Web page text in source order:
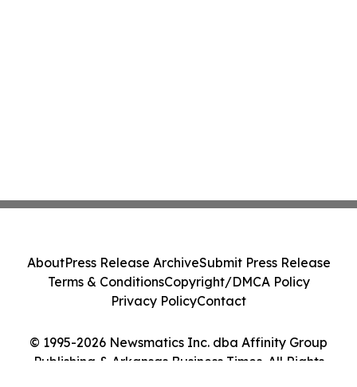
© 1995-2026 Newsmatics Inc. dba Affinity Group
Publishing & Arkansas Business Times. All Rights
AboutPress Release ArchiveSubmit Press Release
Terms & ConditionsCopyright/DMCA Policy
Privacy PolicyContact